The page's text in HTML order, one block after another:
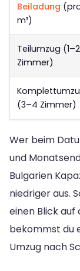
Beiladung
m³)
Teilumzug (1–2
Zimmer)
(3–4 Zimmer)
Wer beim
und
Bulgarien
niedriger aus.
einen Blick auf
bekommst du
Umzug nach